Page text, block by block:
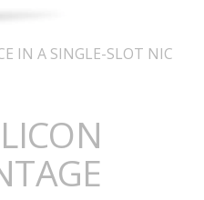
IN A SINGLE-SLOT NIC